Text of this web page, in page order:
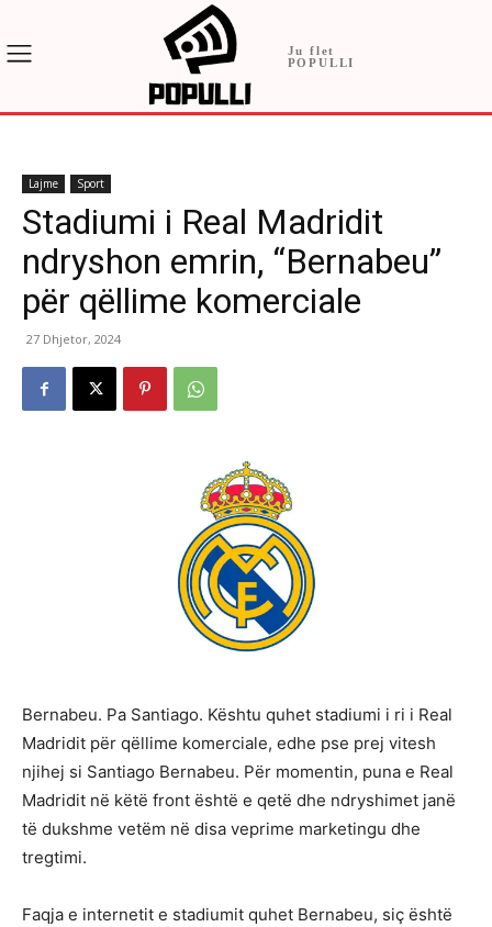
Ju flet
POPULLI
Lajme Sport
Stadiumi i Real Madridit
ndryshon emrin, “Bernabeu”
për qëllime komerciale
27 Dhjetor, 2024
Bernabeu. Pa Santiago. Kështu quhet stadiumi i ri i Real
Madridit për qëllime komerciale, edhe pse prej vitesh
njihej si Santiago Bernabeu. Për momentin, puna e Real
Madridit në këtë front është e qetë dhe ndryshimet janë
të dukshme vetëm në disa veprime marketingu dhe
tregtimi.
Faqja e internetit e stadiumit quhet Bernabeu, siç është